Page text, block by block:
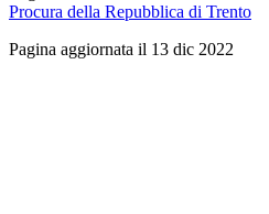
Procura della Repubblica di Trento
Pagina aggiornata il 13 dic 2022